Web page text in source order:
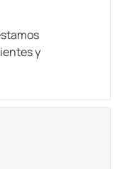
y